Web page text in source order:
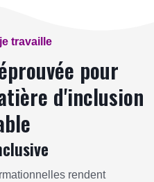
travaille
pour
d'inclusion
rendent